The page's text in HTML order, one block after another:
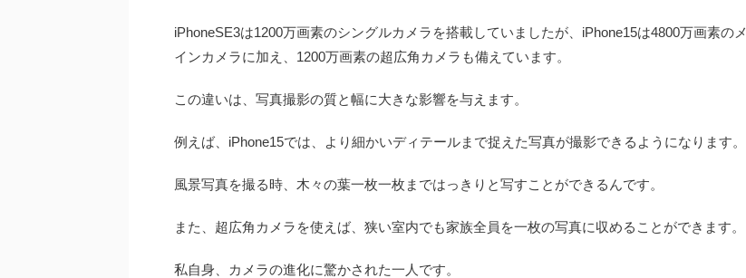
iPhoneSE3は1200万画素のシングルカメラを搭載していましたが、iPhone15は4800万画素のメ
インカメラに加え、1200万画素の超広角カメラも備えています。
この違いは、写真撮影の質と幅に大きな影響を与えます。
例えば、iPhone15では、より細かいディテールまで捉えた写真が撮影できるようになります。
風景写真を撮る時、木々の葉一枚一枚まではっきりと写すことができるんです。
また、超広角カメラを使えば、狭い室内でも家族全員を一枚の写真に収めることができます。
私自身、カメラの進化に驚かされた一人です。